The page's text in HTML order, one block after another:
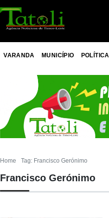
VARANDA MUNICÍPIO POLÍTICA
Home Tag: Francisco Gerónimo
Francisco Gerónimo